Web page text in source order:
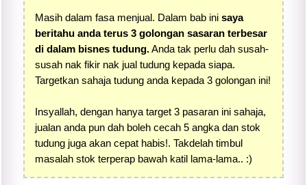
Masih dalam fasa menjual. Dalam bab ini saya
beritahu anda terus 3 golongan sasaran terbesar
di dalam bisnes tudung.Anda tak perlu dah susah-
susah nak fikir nak jual tudung kepada siapa.
Targetkan sahaja tudung anda kepada 3 golongan ini!
Insyallah, dengan hanya target 3 pasaran ini sahaja,
jualan anda pun dah boleh cecah 5 angka dan stok
tudung juga akan cepat habis!. Takdelah timbul
masalah stok terperap bawah katil lama-lama.. :)